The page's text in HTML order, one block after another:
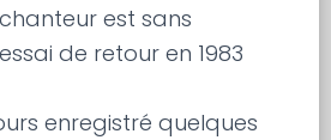
est sans
de retour en 1983
enregistré quelques